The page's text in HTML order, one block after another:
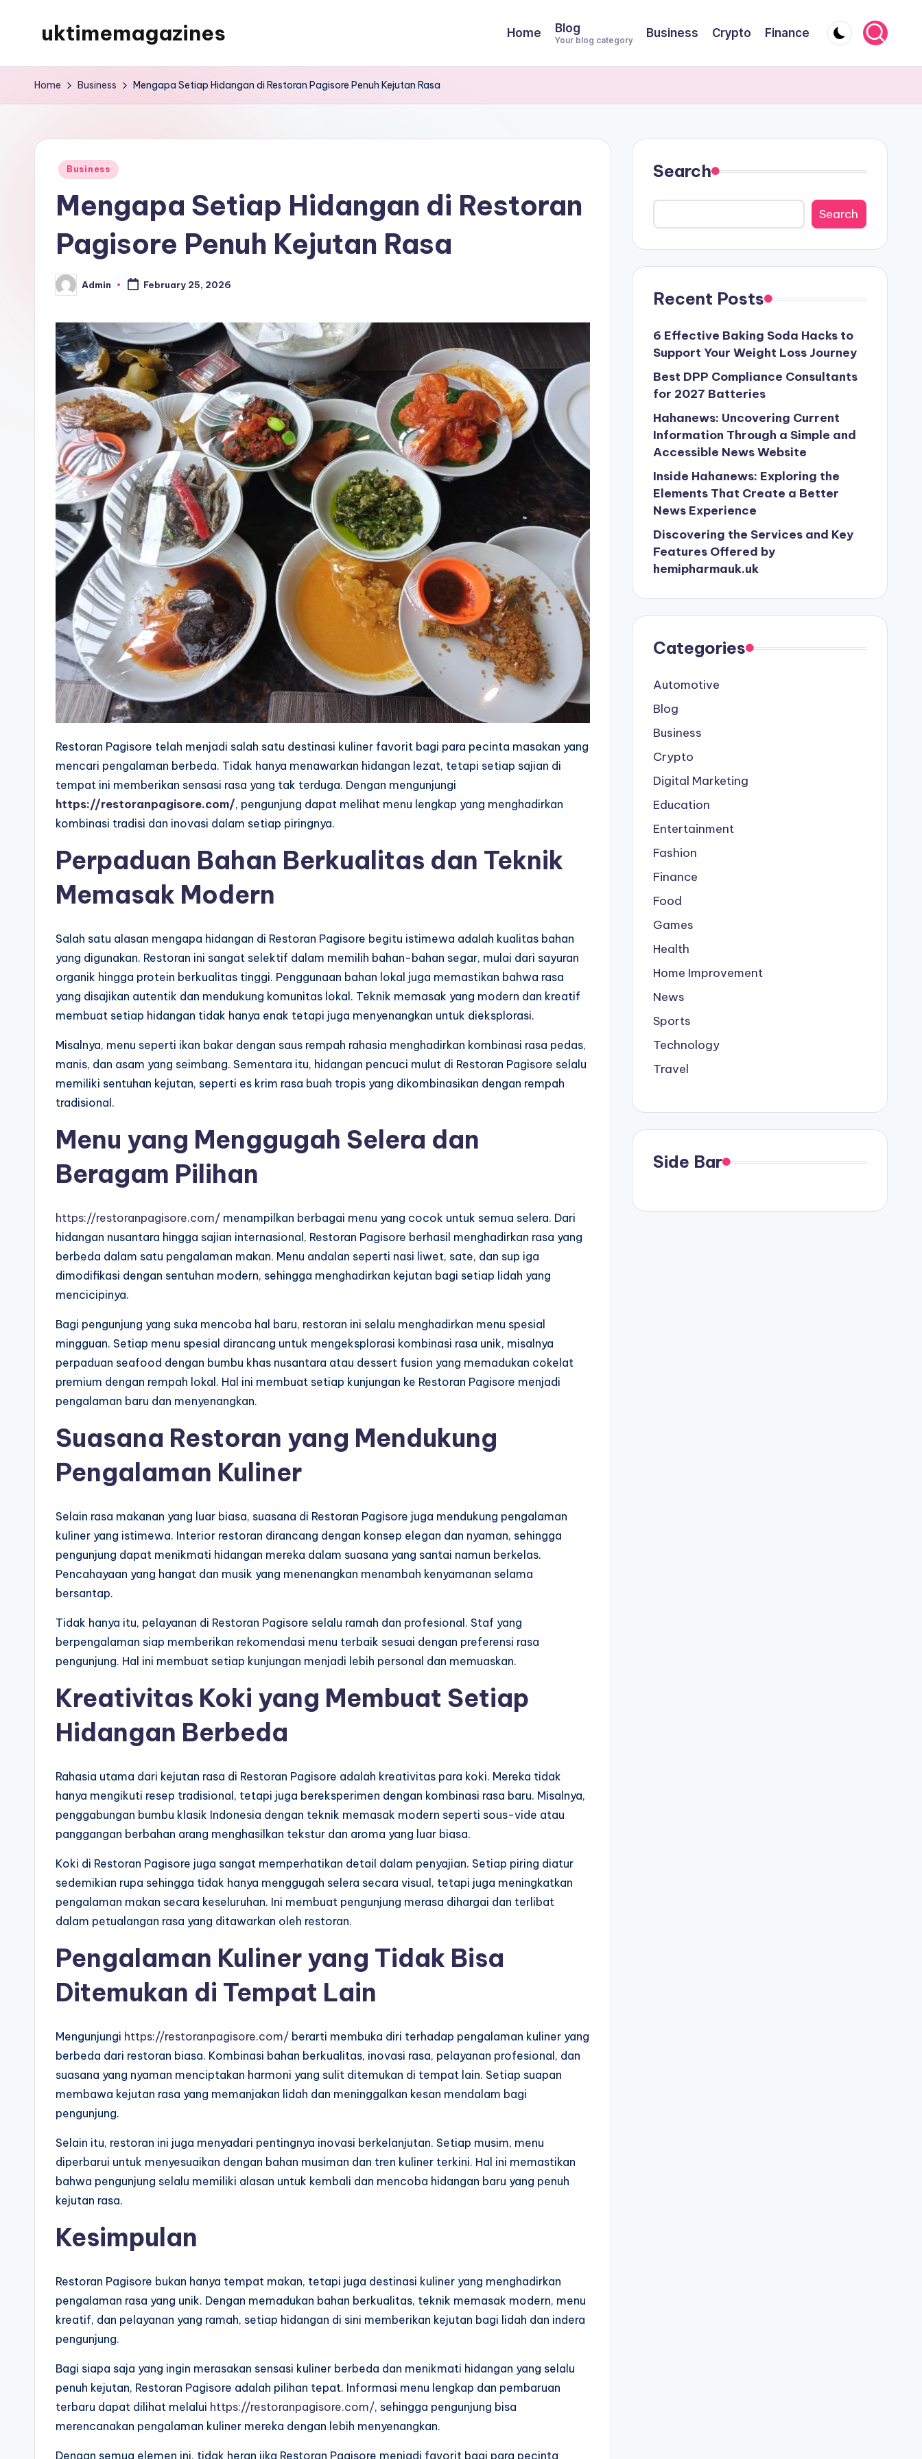
uktimemagazines Home Blog
Your blog category
Business Crypto Finance
Home Business Mengapa Setiap Hidangan di Restoran Pagisore Penuh Kejutan Rasa
Posted
Business
Mengapa Setiap Hidangan di Restoran
Pagisore Penuh Kejutan Rasa
Posted
by
Admin February 25, 2026
Restoran Pagisore telah menjadi salah satu destinasi kuliner favorit bagi para pecinta masakan yang
mencari pengalaman berbeda. Tidak hanya menawarkan hidangan lezat, tetapi setiap sajian di
tempat ini memberikan sensasi rasa yang tak terduga. Dengan mengunjungi
https://restoranpagisore.com/, pengunjung dapat melihat menu lengkap yang menghadirkan
kombinasi tradisi dan inovasi dalam setiap piringnya.
Perpaduan Bahan Berkualitas dan Teknik
Memasak Modern
Salah satu alasan mengapa hidangan di Restoran Pagisore begitu istimewa adalah kualitas bahan
yang digunakan. Restoran ini sangat selektif dalam memilih bahan-bahan segar, mulai dari sayuran
organik hingga protein berkualitas tinggi. Penggunaan bahan lokal juga memastikan bahwa rasa
yang disajikan autentik dan mendukung komunitas lokal. Teknik memasak yang modern dan kreatif
membuat setiap hidangan tidak hanya enak tetapi juga menyenangkan untuk dieksplorasi.
Misalnya, menu seperti ikan bakar dengan saus rempah rahasia menghadirkan kombinasi rasa pedas,
manis, dan asam yang seimbang. Sementara itu, hidangan pencuci mulut di Restoran Pagisore selalu
memiliki sentuhan kejutan, seperti es krim rasa buah tropis yang dikombinasikan dengan rempah
tradisional.
Menu yang Menggugah Selera dan
Beragam Pilihan
https://restoranpagisore.com/ menampilkan berbagai menu yang cocok untuk semua selera. Dari
hidangan nusantara hingga sajian internasional, Restoran Pagisore berhasil menghadirkan rasa yang
berbeda dalam satu pengalaman makan. Menu andalan seperti nasi liwet, sate, dan sup iga
dimodifikasi dengan sentuhan modern, sehingga menghadirkan kejutan bagi setiap lidah yang
mencicipinya.
Bagi pengunjung yang suka mencoba hal baru, restoran ini selalu menghadirkan menu spesial
mingguan. Setiap menu spesial dirancang untuk mengeksplorasi kombinasi rasa unik, misalnya
perpaduan seafood dengan bumbu khas nusantara atau dessert fusion yang memadukan cokelat
premium dengan rempah lokal. Hal ini membuat setiap kunjungan ke Restoran Pagisore menjadi
pengalaman baru dan menyenangkan.
Suasana Restoran yang Mendukung
Pengalaman Kuliner
Selain rasa makanan yang luar biasa, suasana di Restoran Pagisore juga mendukung pengalaman
kuliner yang istimewa. Interior restoran dirancang dengan konsep elegan dan nyaman, sehingga
pengunjung dapat menikmati hidangan mereka dalam suasana yang santai namun berkelas.
Pencahayaan yang hangat dan musik yang menenangkan menambah kenyamanan selama
bersantap.
Tidak hanya itu, pelayanan di Restoran Pagisore selalu ramah dan profesional. Staf yang
berpengalaman siap memberikan rekomendasi menu terbaik sesuai dengan preferensi rasa
pengunjung. Hal ini membuat setiap kunjungan menjadi lebih personal dan memuaskan.
Kreativitas Koki yang Membuat Setiap
Hidangan Berbeda
Rahasia utama dari kejutan rasa di Restoran Pagisore adalah kreativitas para koki. Mereka tidak
hanya mengikuti resep tradisional, tetapi juga bereksperimen dengan kombinasi rasa baru. Misalnya,
penggabungan bumbu klasik Indonesia dengan teknik memasak modern seperti sous-vide atau
panggangan berbahan arang menghasilkan tekstur dan aroma yang luar biasa.
Koki di Restoran Pagisore juga sangat memperhatikan detail dalam penyajian. Setiap piring diatur
sedemikian rupa sehingga tidak hanya menggugah selera secara visual, tetapi juga meningkatkan
pengalaman makan secara keseluruhan. Ini membuat pengunjung merasa dihargai dan terlibat
dalam petualangan rasa yang ditawarkan oleh restoran.
Pengalaman Kuliner yang Tidak Bisa
Ditemukan di Tempat Lain
Mengunjungi https://restoranpagisore.com/ berarti membuka diri terhadap pengalaman kuliner yang
berbeda dari restoran biasa. Kombinasi bahan berkualitas, inovasi rasa, pelayanan profesional, dan
suasana yang nyaman menciptakan harmoni yang sulit ditemukan di tempat lain. Setiap suapan
membawa kejutan rasa yang memanjakan lidah dan meninggalkan kesan mendalam bagi
pengunjung.
Selain itu, restoran ini juga menyadari pentingnya inovasi berkelanjutan. Setiap musim, menu
diperbarui untuk menyesuaikan dengan bahan musiman dan tren kuliner terkini. Hal ini memastikan
bahwa pengunjung selalu memiliki alasan untuk kembali dan mencoba hidangan baru yang penuh
kejutan rasa.
Kesimpulan
Restoran Pagisore bukan hanya tempat makan, tetapi juga destinasi kuliner yang menghadirkan
pengalaman rasa yang unik. Dengan memadukan bahan berkualitas, teknik memasak modern, menu
kreatif, dan pelayanan yang ramah, setiap hidangan di sini memberikan kejutan bagi lidah dan indera
pengunjung.
Bagi siapa saja yang ingin merasakan sensasi kuliner berbeda dan menikmati hidangan yang selalu
penuh kejutan, Restoran Pagisore adalah pilihan tepat. Informasi menu lengkap dan pembaruan
terbaru dapat dilihat melalui https://restoranpagisore.com/, sehingga pengunjung bisa
merencanakan pengalaman kuliner mereka dengan lebih menyenangkan.
Dengan semua elemen ini, tidak heran jika Restoran Pagisore menjadi favorit bagi para pecinta
Search
Search
Recent Posts
6 Effective Baking Soda Hacks to
Support Your Weight Loss Journey
Best DPP Compliance Consultants
for 2027 Batteries
Hahanews: Uncovering Current
Information Through a Simple and
Accessible News Website
Inside Hahanews: Exploring the
Elements That Create a Better
News Experience
Discovering the Services and Key
Features Offered by
hemipharmauk.uk
Categories
Automotive
Blog
Business
Crypto
Digital Marketing
Education
Entertainment
Fashion
Finance
Food
Games
Health
Home Improvement
News
Sports
Technology
Travel
Side Bar